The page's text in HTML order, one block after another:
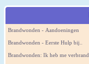
Brandwonden - Aandoeningen
Brandwonden - Eerste Hulp bij..
Brandwonden: Ik heb me verbrand